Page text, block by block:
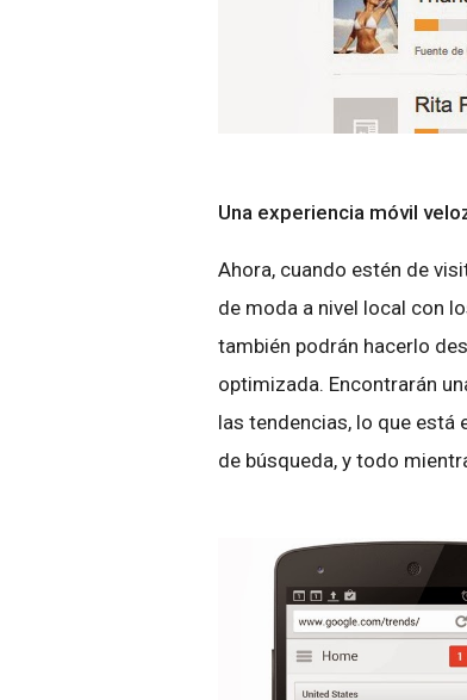
Una experiencia móvil
Ahora, cuando estén de
de moda a nivel local con
también podrán hacerlo
optimizada. Encontrarán
las tendencias, lo que
de búsqueda, y todo